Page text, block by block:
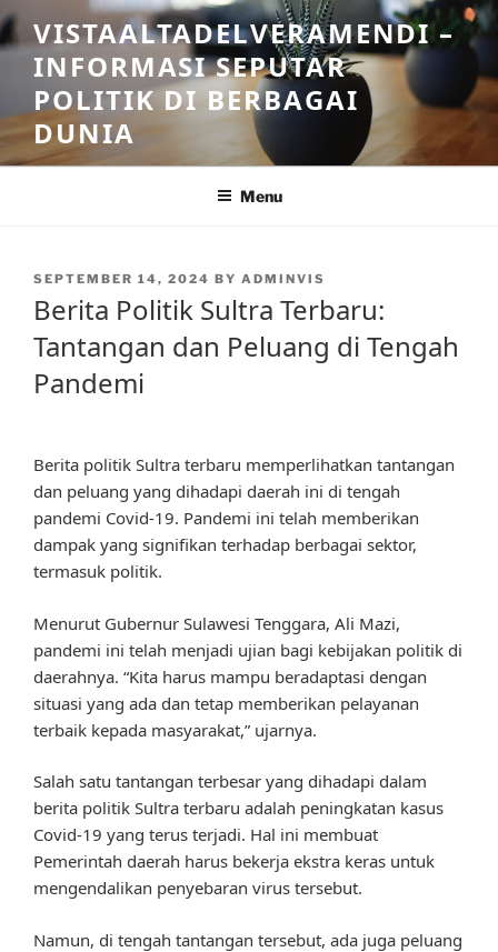
Skip
to
content
VISTAALTADELVERAMENDI –
INFORMASI SEPUTAR
POLITIK DI BERBAGAI
DUNIA
Menu
POSTED
SEPTEMBER 14, 2024 BY ADMINVIS
Berita Politik Sultra Terbaru:
Tantangan dan Peluang di Tengah
Pandemi
Berita politik Sultra terbaru memperlihatkan tantangan
dan peluang yang dihadapi daerah ini di tengah
pandemi Covid-19. Pandemi ini telah memberikan
dampak yang signifikan terhadap berbagai sektor,
termasuk politik.
Menurut Gubernur Sulawesi Tenggara, Ali Mazi,
pandemi ini telah menjadi ujian bagi kebijakan politik di
daerahnya. “Kita harus mampu beradaptasi dengan
situasi yang ada dan tetap memberikan pelayanan
terbaik kepada masyarakat,” ujarnya.
Salah satu tantangan terbesar yang dihadapi dalam
berita politik Sultra terbaru adalah peningkatan kasus
Covid-19 yang terus terjadi. Hal ini membuat
Pemerintah daerah harus bekerja ekstra keras untuk
mengendalikan penyebaran virus tersebut.
Namun, di tengah tantangan tersebut, ada juga peluang